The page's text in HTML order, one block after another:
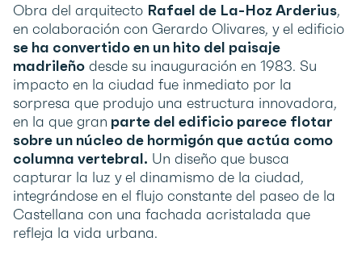
Obra del arquitecto Rafael de La-Hoz Arderius,
en colaboración con Gerardo Olivares, y el edificio
se ha convertido en un hito del paisaje
madrileño desde su inauguración en 1983. Su
impacto en la ciudad fue inmediato por la
sorpresa que produjo una estructura innovadora,
en la que gran parte del edificio parece flotar
sobre un núcleo de hormigón que actúa como
columna vertebral. Un diseño que busca
capturar la luz y el dinamismo de la ciudad,
integrándose en el flujo constante del paseo de la
Castellana con una fachada acristalada que
refleja la vida urbana.